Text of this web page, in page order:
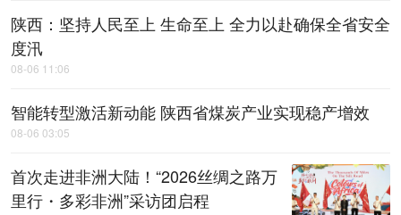
陕西：坚持人民至上 生命至上 全力以赴确保全省安全
度汛
08-06 11:06
智能转型激活新动能 陕西省煤炭产业实现稳产增效
08-06 03:05
首次走进非洲大陆！“2026丝绸之路万
里行・多彩非洲”采访团启程